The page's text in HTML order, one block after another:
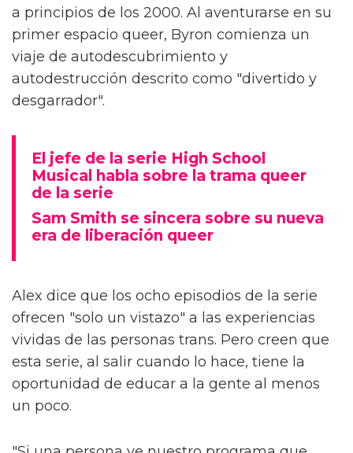
a principios de los 2000. Al aventurarse en su
primer espacio queer, Byron comienza un
viaje de autodescubrimiento y
autodestrucción descrito como "divertido y
desgarrador".
El jefe de la serie High School
Musical habla sobre la trama queer
de la serie
Sam Smith se sincera sobre su nueva
era de liberación queer
Alex dice que los ocho episodios de la serie
ofrecen "solo un vistazo" a las experiencias
vividas de las personas trans. Pero creen que
esta serie, al salir cuando lo hace, tiene la
oportunidad de educar a la gente al menos
un poco.